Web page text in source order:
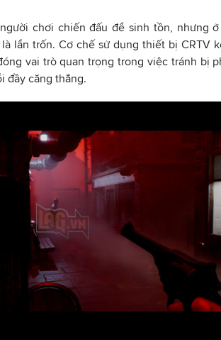
chơi chiến đấu để sinh tồn, nhưng
lẩn trốn. Cơ chế sử dụng thiết bị CRTV
vai trò quan trọng trong việc tránh bị
đầy căng thẳng.